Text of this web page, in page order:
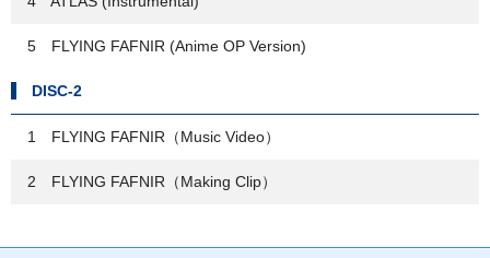
5 FLYING FAFNIR (Anime OP Version)
DISC-2
1 FLYING FAFNIR（Music Video）
2 FLYING FAFNIR（Making Clip）